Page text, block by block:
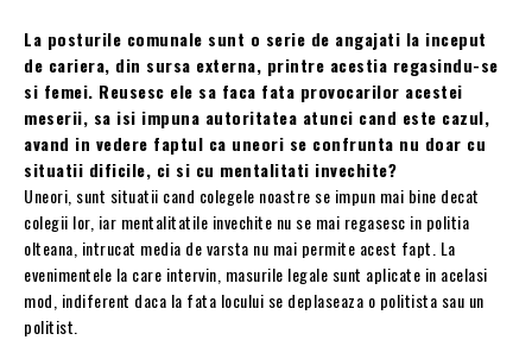
La posturile comunale sunt o serie de angajati la inceput
de cariera, din sursa externa, printre acestia regasindu-se
si femei. Reusesc ele sa faca fata provocarilor acestei
meserii, sa isi impuna autoritatea atunci cand este cazul,
avand in vedere faptul ca uneori se confrunta nu doar cu
situatii dificile, ci si cu mentalitati invechite?
Uneori, sunt situatii cand colegele noastre se impun mai bine decat
colegii lor, iar mentalitatile invechite nu se mai regasesc in politia
olteana, intrucat media de varsta nu mai permite acest fapt. La
evenimentele la care intervin, masurile legale sunt aplicate in acelasi
mod, indiferent daca la fata locului se deplaseaza o politista sau un
politist.